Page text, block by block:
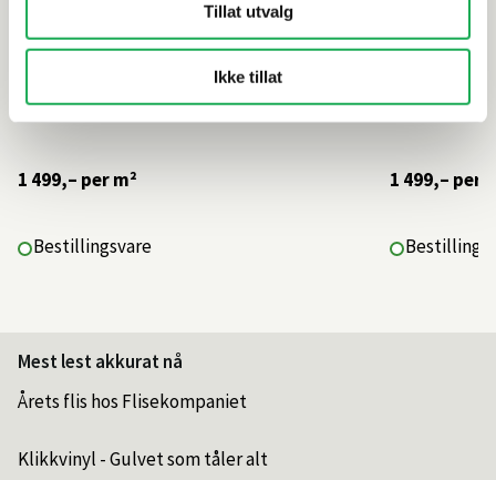
Tillat utvalg
Ikke tillat
1 499,– per m²
Bestillingsvare
1 499,– per
Mest lest akkurat nå
Årets flis hos Flisekompaniet
Klikkvinyl - Gulvet som tåler alt